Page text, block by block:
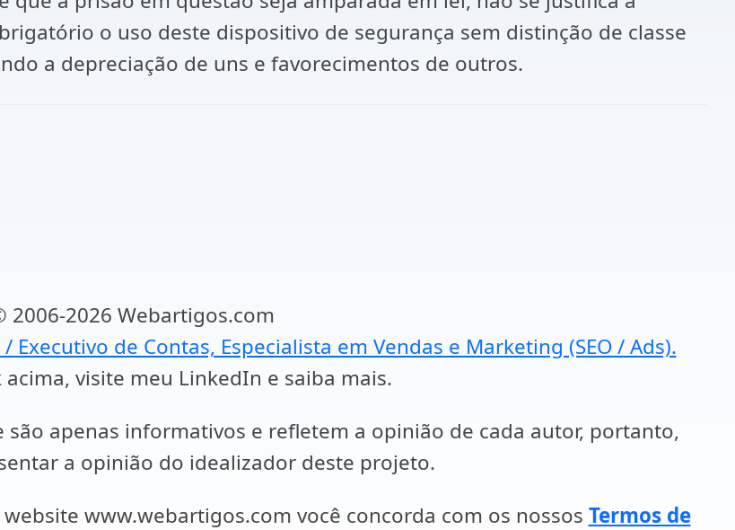
o uso deste dispositivo de segurança sem distinção de classe
a depreciação de uns e favorecimentos de outros.
2006-2026 Webartigos.com
Executivo de Contas, Especialista em Vendas e Marketing (SEO / Ads).
visite meu LinkedIn e saiba mais.
apenas informativos e refletem a opinião de cada autor, portanto,
a opinião do idealizador deste projeto.
www.webartigos.com você concorda com os nossos Termos de